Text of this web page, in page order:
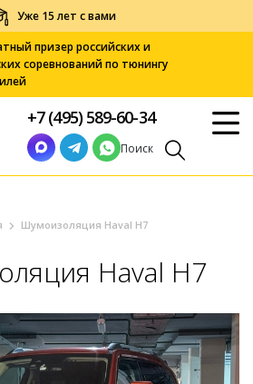
Уже 15 лет с вами
призер российских и
соревнований по тюнингу
+7 (495) 589-60-34
Поиск
Шумоизоляция Haval H7
Haval H7